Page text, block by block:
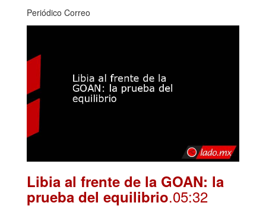
Periódico Correo
Libia al frente de la GOAN: la
prueba del equilibrio.05:32